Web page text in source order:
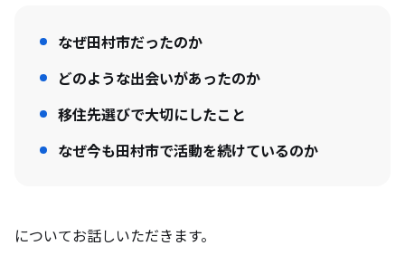
なぜ田村市だったのか
どのような出会いがあったのか
移住先選びで大切にしたこと
なぜ今も田村市で活動を続けているのか
についてお話しいただきます。